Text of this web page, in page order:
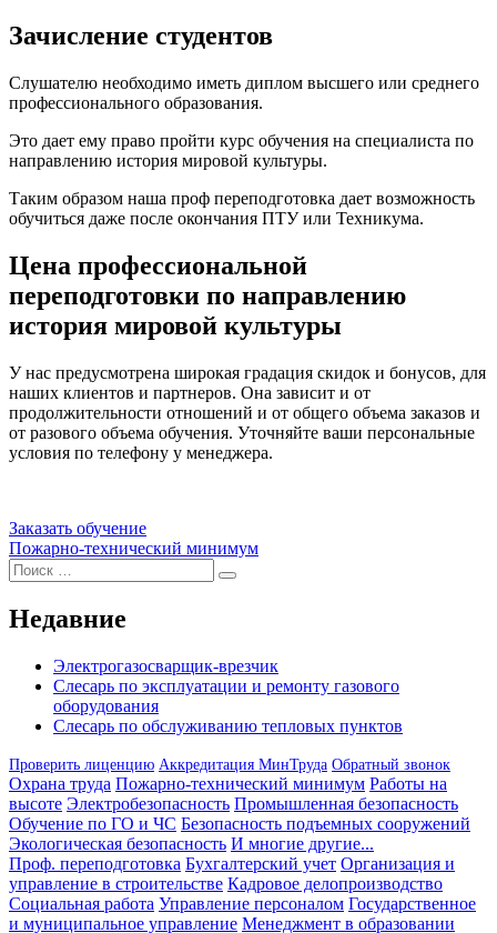
Зачисление студентов
Слушателю необходимо иметь диплом высшего или среднего
профессионального образования.
Это дает ему право пройти курс обучения на специалиста по
направлению история мировой культуры.
Таким образом наша проф переподготовка дает возможность
обучиться даже после окончания ПТУ или Техникума.
Цена профессиональной
переподготовки по направлению
история мировой культуры
У нас предусмотрена широкая градация скидок и бонусов, для
наших клиентов и партнеров. Она зависит и от
продолжительности отношений и от общего объема заказов и
от разового объема обучения. Уточняйте ваши персональные
условия по телефону у менеджера.
Заказать обучение
Навигация
по
записям
Пожарно-технический минимум
Искать:
Поиск
Недавние
Электрогазосварщик-врезчик
Слесарь по эксплуатации и ремонту газового
оборудования
Слесарь по обслуживанию тепловых пунктов
Проверить лиценцию Аккредитация МинТруда Обратный звонок
Охрана труда Пожарно-технический минимум Работы на
высоте Электробезопасность Промышленная безопасность
Обучение по ГО и ЧС Безопасность подъемных сооружений
Экологическая безопасность И многие другие...
Проф. переподготовка Бухгалтерский учет Организация и
управление в строительстве Кадровое делопроизводство
Социальная работа Управление персоналом Государственное
и муниципальное управление Менеджмент в образовании